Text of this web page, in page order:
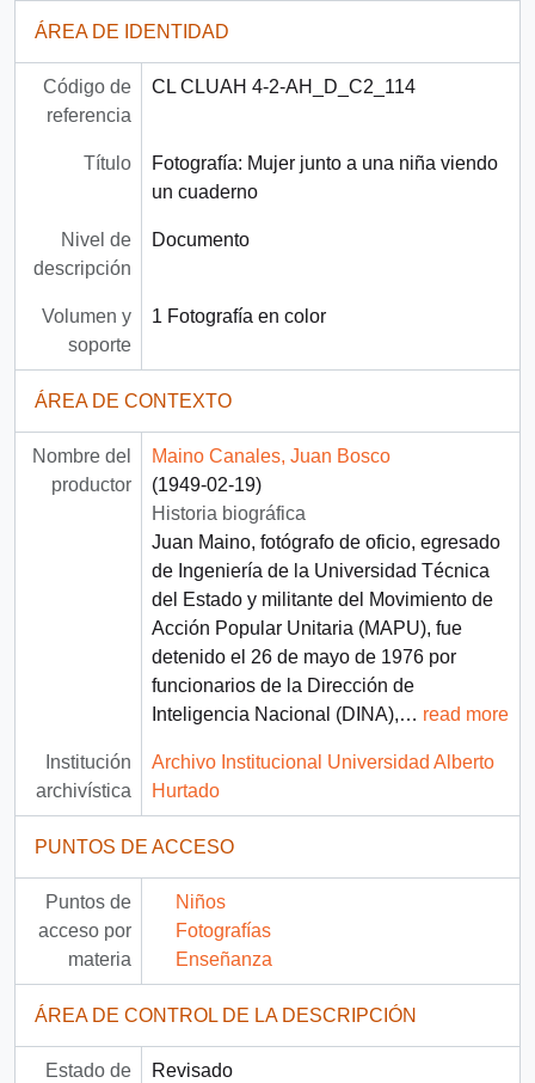
ÁREA DE IDENTIDAD
Código de
referencia
CL CLUAH 4-2-AH_D_C2_114
Título
Fotografía: Mujer junto a una niña viendo
un cuaderno
Nivel de
descripción
Documento
Volumen y
soporte
1 Fotografía en color
ÁREA DE CONTEXTO
Nombre del
productor
Maino Canales, Juan Bosco
(1949-02-19)
Historia biográfica
Juan Maino, fotógrafo de oficio, egresado
de Ingeniería de la Universidad Técnica
del Estado y militante del Movimiento de
Acción Popular Unitaria (MAPU), fue
detenido el 26 de mayo de 1976 por
funcionarios de la Dirección de
Inteligencia Nacional (DINA),… read more
Institución
archivística
Archivo Institucional Universidad Alberto
Hurtado
PUNTOS DE ACCESO
Puntos de
acceso por
materia
Niños
Fotografías
Enseñanza
ÁREA DE CONTROL DE LA DESCRIPCIÓN
Estado de
Revisado